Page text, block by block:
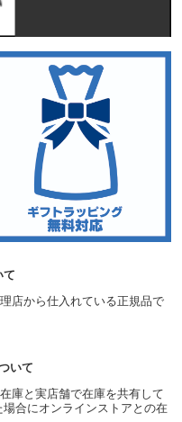
て
店から仕入れている正規品で
いて
庫と実店舗で在庫を共有して
合にオンラインストアとの在